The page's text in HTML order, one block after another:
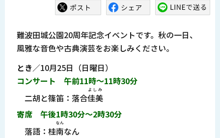
難波田城公園20周年記念イベントです。秋の一日、
風雅な音色や古典演芸をお楽しみください。
とき／10月25日（日曜日）
コンサート 午前11時～11時30分
二胡と篠笛：落合佳美
よしみ
寄席 午後1時30分～2時30分
落語：桂南
なん
なん